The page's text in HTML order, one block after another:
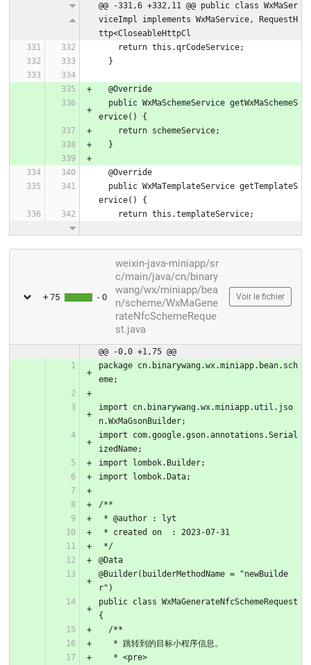
@@ -331,6 +332,11 @@ public class WxMaSer
viceImpl implements WxMaService, RequestH
ttp<CloseableHttpCl
    return this.qrCodeService;
  }
  @Override
ervice() {
    return schemeService;
  }
  @Override
ervice() {
    return this.templateService;
+ 75 - 0
weixin-java-miniapp/sr
c/main/java/cn/binary
wang/wx/miniapp/bea
n/scheme/WxMaGene
rateNfcSchemeReque
st.java
Voir le fichier
@@ -0,0 +1,75 @@
package cn.binarywang.wx.miniapp.bean.sch
eme;
import cn.binarywang.wx.miniapp.util.jso
n.WxMaGsonBuilder;
import com.google.gson.annotations.Serial
izedName;
import lombok.Builder;
import lombok.Data;
/**
* @author : lyt
* created on  : 2023-07-31
*/
@Data
@Builder(builderMethodName = "newBuilde
r")
public class WxMaGenerateNfcSchemeRequest
{
  /**
   * 跳转到的目标小程序信息。
   * <pre>